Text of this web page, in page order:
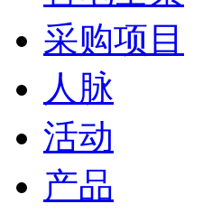
采购项目
人脉
活动
产品